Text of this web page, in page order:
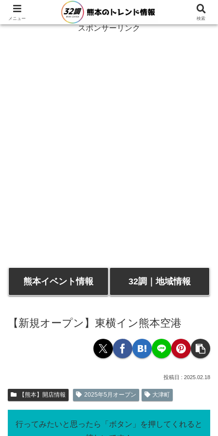
スポンサーリンク
熊本イベント情報 32調｜地域情報
【新規オープン】東横イン熊本空港
2025.02.18
【熊本】開店情報 2025年5月オープン 大津町
メニュー 検索